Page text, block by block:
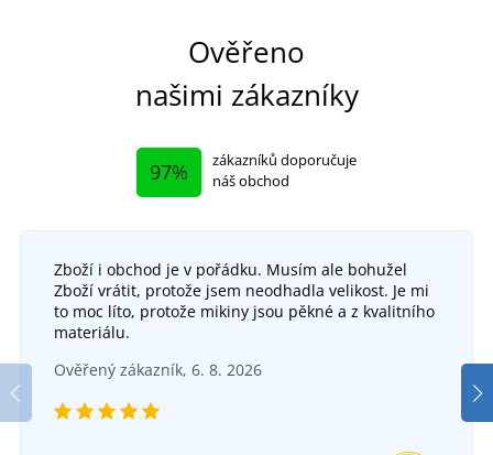
Ověřeno
našimi zákazníky
97%
zákazníků doporučuje
náš obchod
Zboží i obchod je v pořádku. Musím ale bohužel
Zboží vrátit, protože jsem neodhadla velikost. Je mi
to moc líto, protože mikiny jsou pěkné a z kvalitního
materiálu.
Ověřený zákazník, 6. 8. 2026